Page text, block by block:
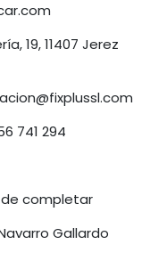
19, 11407 Jerez
741 294
completar
Gallardo